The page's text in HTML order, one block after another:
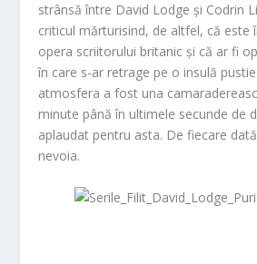
strânsă între David Lodge și Codrin
criticul mărturisind, de altfel, că este
opera scriitorului britanic și că ar fi
în care s-ar retrage pe o insulă
atmosfera a fost una
minute până în ultimele secunde de
aplaudat pentru asta. De fiecare
nevoia.